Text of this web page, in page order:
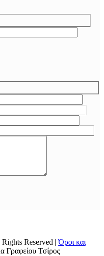
Reserved |Όροι και
Γραφείου Τσίρος